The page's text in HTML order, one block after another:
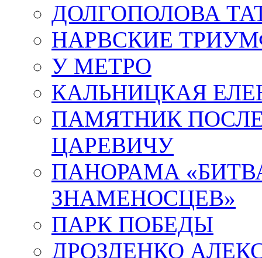
ДОЛГОПОЛОВА
НАРВСКИЕ
У МЕТРО
КАЛЬНИЦКАЯ
ПАМЯТНИК
ЦАРЕВИЧУ
ПАНОРАМА
ЗНАМЕНОСЦЕВ»
ПАРК ПОБЕДЫ
ДРОЗДЕНКО